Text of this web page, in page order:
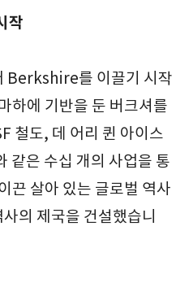
작
Berkshire를 이끌기 시작
하에 기반을 둔 버크셔를
철도, 데 어리 퀸 아이스
같은 수십 개의 사업을 통
끈 살아 있는 글로벌 역사
의 제국을 건설했습니